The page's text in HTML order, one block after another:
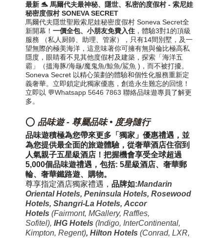
最新 🐬 馬爾代夫最神秘、隱世、私密的度假村 - 索尼娃
秘密度假村 SONEVA SECRET
馬爾代夫隱世聖殿索尼娃秘密度假村 Soneva Secret全
新開幕！一價全包、小朋友免費入住 ，體驗3對1的頂級
服務 （私人厨師、助理、管家），只有14間別墅，及一
望無際的極美海洋，這意味著你可擁有無與倫比極高私
隱度，眼睛看不見其他度假村及建築，探索「海洋五
霸」（搵海豚/海龜/魔鬼魚/鯨魚/鯊魚 )，而不被打擾。
Soneva Secret 以精心策劃的體驗和個性化服務重新定
義奢華。立即鎖定此獨家優惠，創造永生難忘的回憶！
立即以 💬Whatsapp 5646 7863 聯絡品味遊專員了解更
多。
⭕ 品味遊-尊屬品味 • 度身隨行
品味遊積極為您帶來更多「獨家」優惠禮遇，並
為您提供最全面的旅遊體驗 ，從奢華酒店住宿到
人氣親子五星級酒店 ！把握機會享受全球超過
5,000個品味遊禮遇，包括: 5星級酒店、奢華郵
輪、奢華鐵路遊、購物。
尊享指定酒店獨家禮遇，品牌如:Mandarin
Oriental Hotels,Peninsula Hotels, Rosewood
Hotels, Shangri-La Hotels,Accor
Hotels(Fairmont, MGallery, Raffles,
Sofitel), IHG Hotels(Indigo, InterContinental,
Kimpton, Regent),HiltonHotels (Conrad, LXR,